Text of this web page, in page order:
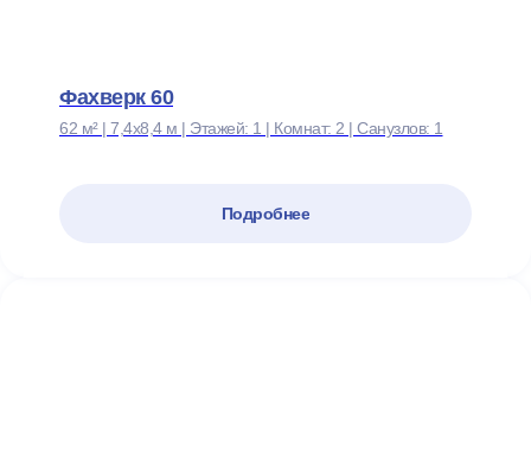
Фахверк 60
62 м² | 7,4х8,4 м | Этажей: 1 | Комнат: 2 | Санузлов: 1
Подробнее